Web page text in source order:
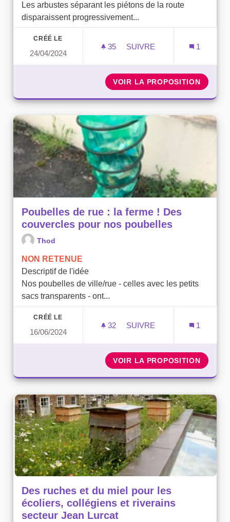
Les arbustes séparant les piétons de la route
disparaissent progressivement...
CRÉÉ LE
24/04/2024
35 35 ABONNÉS
SUIVRE
1
VOIR LA PROPOSITION POUR
Poubelles de rue : la ferme ! Des
couvercles pour nos poubelles
Thod
NON RETENUE
Descriptif de l'idée
Nos poubelles de ville/rue - celles avec les petits
sacs transparents - ont...
CRÉÉ LE
16/06/2024
32 32 ABONNÉS
SUIVRE
1
VOIR LA PROPOSITION
Des ruches et du miel pour les
écoliers, collégiens et riverains
secteur Jean Lurcat